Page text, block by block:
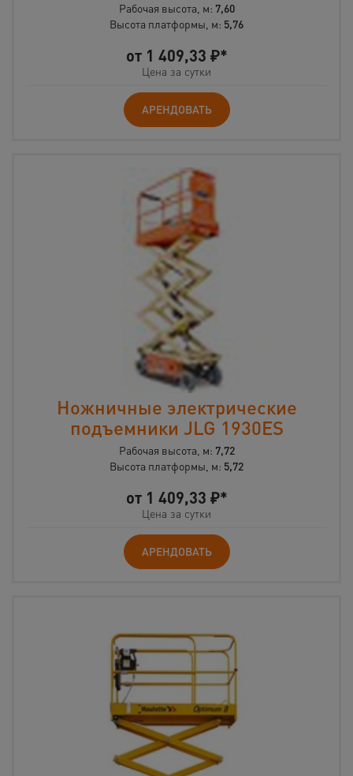
Рабочая высота, м: 7,60
Высота платформы, м: 5,76
от 1 409,33 ₽*
Цена за сутки
АРЕНДОВАТЬ
Ножничные электрические
подъемники JLG 1930ES
Рабочая высота, м: 7,72
Высота платформы, м: 5,72
от 1 409,33 ₽*
Цена за сутки
АРЕНДОВАТЬ